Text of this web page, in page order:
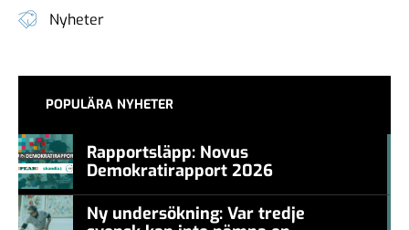
Nyheter
POPULÄRA NYHETER
Rapportsläpp: Novus
Demokratirapport 2026
Ny undersökning: Var tredje